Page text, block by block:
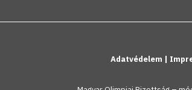
Adatvédelem |